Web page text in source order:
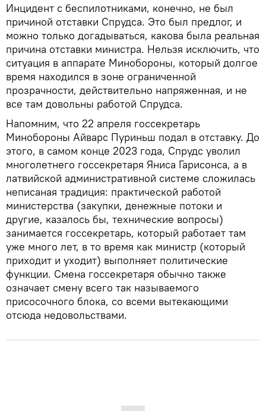
Инцидент с беспилотниками, конечно, не был
причиной отставки Спрудса. Это был предлог, и
можно только догадываться, какова была реальная
причина отставки министра. Нельзя исключить, что
ситуация в аппарате Минобороны, который долгое
время находился в зоне ограниченной
прозрачности, действительно напряженная, и не
все там довольны работой Спрудса.
Напомним, что 22 апреля госсекретарь
Минобороны Айварс Пуриньш подал в отставку. До
этого, в самом конце 2023 года, Спрудс уволил
многолетнего госсекретаря Яниса Гарисонса, а в
латвийской административной системе сложилась
неписаная традиция: практической работой
министерства (закупки, денежные потоки и
другие, казалось бы, технические вопросы)
занимается госсекретарь, который работает там
уже много лет, в то время как министр (который
приходит и уходит) выполняет политические
функции. Смена госсекретаря обычно также
означает смену всего так называемого
присосочного блока, со всеми вытекающими
отсюда недовольствами.